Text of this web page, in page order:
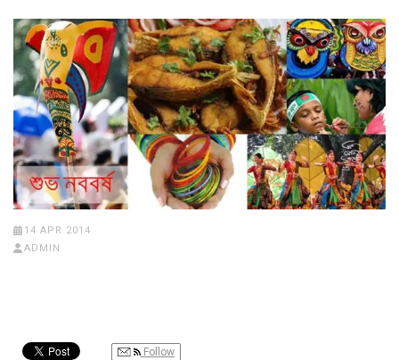
14 APR 2014
ADMIN
Follow